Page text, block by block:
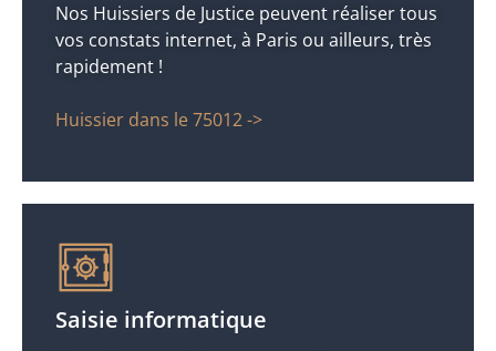
Nos Huissiers de Justice peuvent réaliser tous
vos constats internet, à Paris ou ailleurs, très
rapidement !
Huissier dans le 75012 ->
Saisie informatique